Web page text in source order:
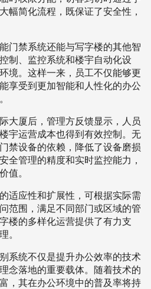
幅简化流程，既保证了安全性，
门禁系统还能与写字楼的其他智
制、监控系统和楼宇自动化设
境。这样一来，员工不仅能够更
享受到更加智能和人性化的办公
大厦后，管理方反馈显示，人员
宇运营成本也得到有效控制。无
禁设备的依赖，降低了设备磨损
全管理的精度和实时监控能力，
值。
适应性和扩展性，可根据实际需
范围，满足不同部门或区域的管
楼的多样化运营提供了有力支
。
系统不仅是提升办公效率的技术
念落地的重要载体。随着技术的
，其在办公环境中的普及率将持